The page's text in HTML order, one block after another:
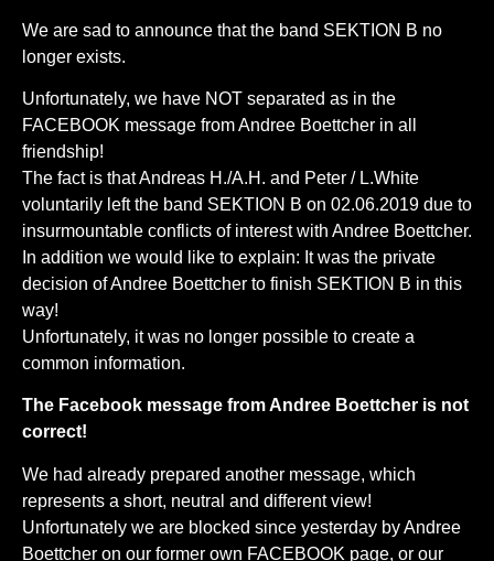
We are sad to announce that the band SEKTION B no
longer exists.
Unfortunately, we have NOT separated as in the
FACEBOOK message from Andree Boettcher in all
friendship!
The fact is that Andreas H./A.H. and Peter / L.White
voluntarily left the band SEKTION B on 02.06.2019 due to
insurmountable conflicts of interest with Andree Boettcher.
In addition we would like to explain: It was the private
decision of Andree Boettcher to finish SEKTION B in this
way!
Unfortunately, it was no longer possible to create a
common information.
The Facebook message from Andree Boettcher is not
correct!
We had already prepared another message, which
represents a short, neutral and different view!
Unfortunately we are blocked since yesterday by Andree
Boettcher on our former own FACEBOOK page, or our